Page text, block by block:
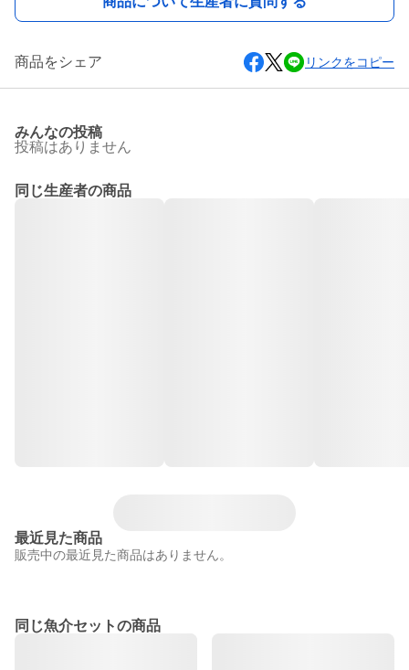
商品をシェア リンクをコピー
みんなの投稿
投稿はありません
同じ生産者の商品
最近見た商品
販売中の最近見た商品はありません。
同じ魚介セットの商品